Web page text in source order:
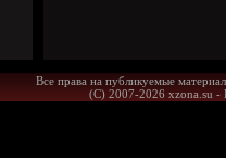
Все права на публикуемые
(С) 2007-2026 xzona.su -